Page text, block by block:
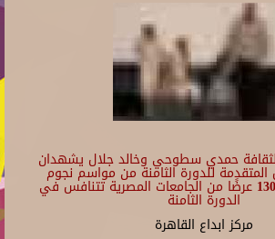
حمدي سطوحي وخالد جلال يشهدان
المتقدمة للدورة الثامنة من مواسم نجوم
المسرح الجامعي 130 عرضًا من الجامعات المصرية تتنافس في
الدورة الثامنة
مركز ابداع القاهرة